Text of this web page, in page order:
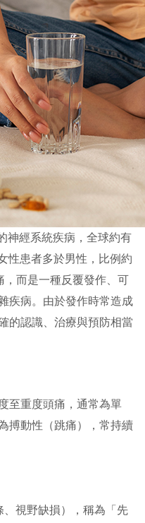
神經系統疾病，全球約有
性患者多於男性，比例約
，而是一種反覆發作、可
疾病。由於發作時常造成
的認識、治療與預防相當
至重度頭痛，通常為單
搏動性（跳痛），常持續
視野缺損），稱為「先